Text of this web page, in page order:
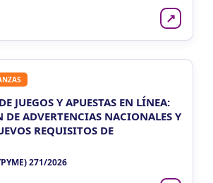
↗
JUEGOS Y APUESTAS EN LÍNEA:
ADVERTENCIAS NACIONALES Y
REQUISITOS DE
271/2026